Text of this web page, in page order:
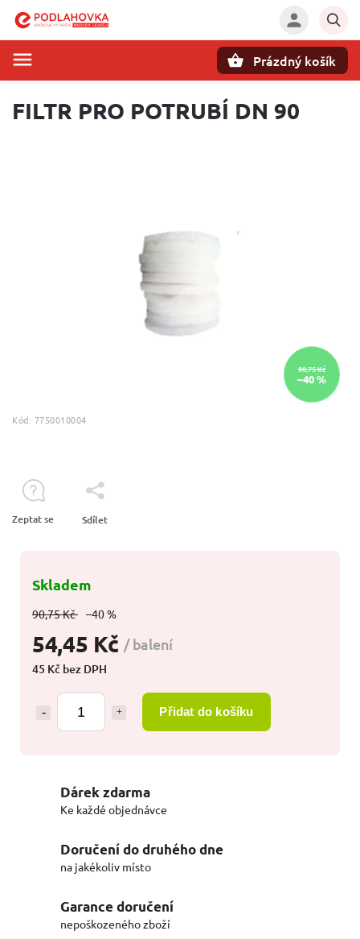
Prázdný košík
FILTR PRO POTRUBÍ DN 90
90,75 Kč
–40 %
Kód: 7750010004
90,75 Kč –40 %
54,45 Kč/ balení
45 Kč bez DPH
Přidat do košíku
Skladem
Zeptat se Sdílet
Dárek zdarma
Ke každé objednávce
Doručení do druhého dne
na jakékoliv místo
Garance doručení
nepoškozeného zboží